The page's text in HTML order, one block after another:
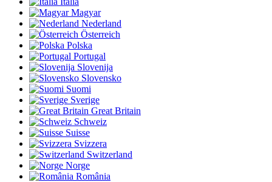
Magyar
Nederland
Österreich
Polska
Portugal
Slovenija
Slovensko
Suomi
Sverige
Great Britain
Schweiz
Suisse
Svizzera
Switzerland
Norge
România